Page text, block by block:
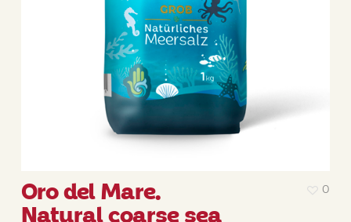
Oro del Mare.
Natural coarse sea
0